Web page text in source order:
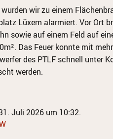
wir zu einem
Lüxem alarmiert. Vor Ort
sowie auf einem Feld auf
Das Feuer konnte mit
des PTLF schnell unter
werden.
Juli 2026 um 10:32.